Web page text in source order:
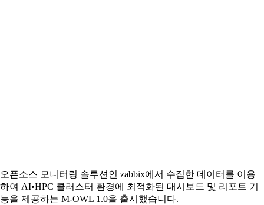
오픈소스 모니터링 솔루션인 zabbix에서 수집한 데이터를 이용
하여 AI•HPC 클러스터 환경에 최적화된 대시보드 및 리포트 기
능을 제공하는 M-OWL 1.0을 출시했습니다.